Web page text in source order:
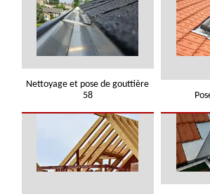
Nettoyage et pose de gouttière
58